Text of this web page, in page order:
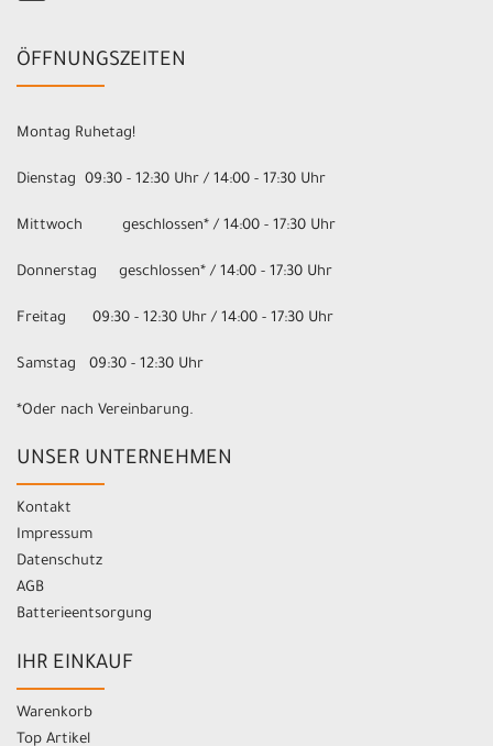
ÖFFNUNGSZEITEN
Montag Ruhetag!
Dienstag 09:30 - 12:30 Uhr / 14:00 - 17:30 Uhr
Mittwoch geschlossen* / 14:00 - 17:30 Uhr
Donnerstag geschlossen* / 14:00 - 17:30 Uhr
Freitag 09:30 - 12:30 Uhr / 14:00 - 17:30 Uhr
Samstag 09:30 - 12:30 Uhr
*Oder nach Vereinbarung.
UNSER UNTERNEHMEN
Kontakt
Impressum
Datenschutz
AGB
Batterieentsorgung
IHR EINKAUF
Warenkorb
Top Artikel